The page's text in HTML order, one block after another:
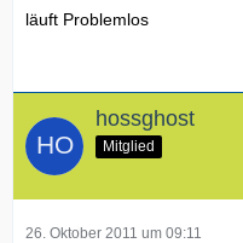
läuft Problemlos
hossghost
Mitglied
26. Oktober 2011 um 09:11